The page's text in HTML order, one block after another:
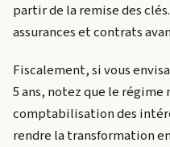
partir de la remise des
assurances et contrats
Fiscalement, si vous
5 ans, notez que le
comptabilisation des
rendre la transformation